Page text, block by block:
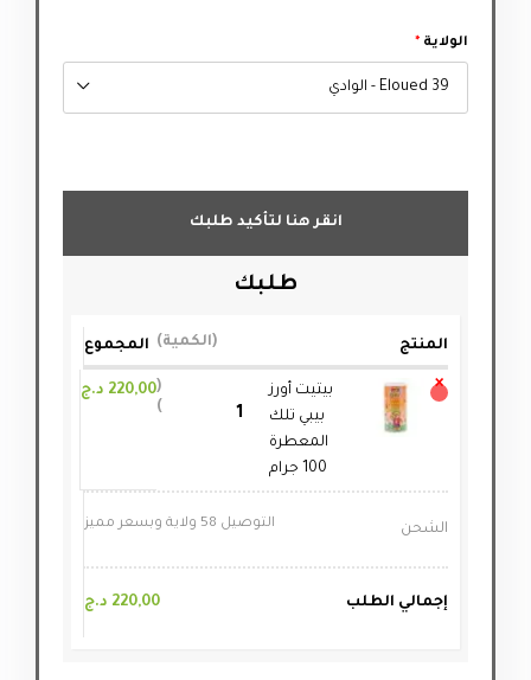
الولاية *
39 Eloued - الوادي
انقر هنا لتأكيد طلبك
طلبك
المنتج الكمية المجموع
×
بيتيت أورز
بيبي تلك
المعطرة
100 جرام
220,00 د.ج
الشحن التوصيل 58 ولاية وبسعر مميز
إجمالي الطلب 220,00 د.ج